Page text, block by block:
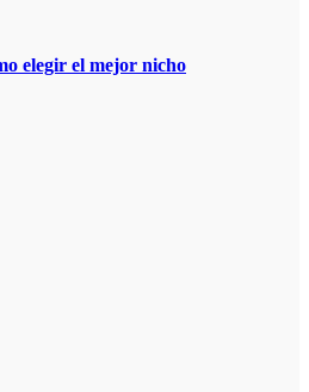
elegir el mejor nicho